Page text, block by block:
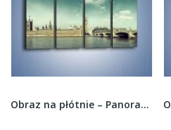
Obraz na płótnie – Panorama Pałacu...